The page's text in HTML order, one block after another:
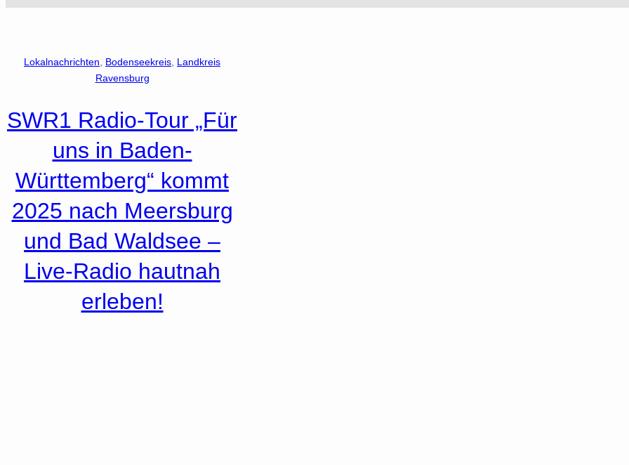
Lokalnachrichten Bodenseekreis Landkreis
Ravensburg
SWR1 Radio-Tour „Für
uns in Baden-
Württemberg“ kommt
2025 nach Meersburg
und Bad Waldsee –
Live-Radio hautnah
erleben!